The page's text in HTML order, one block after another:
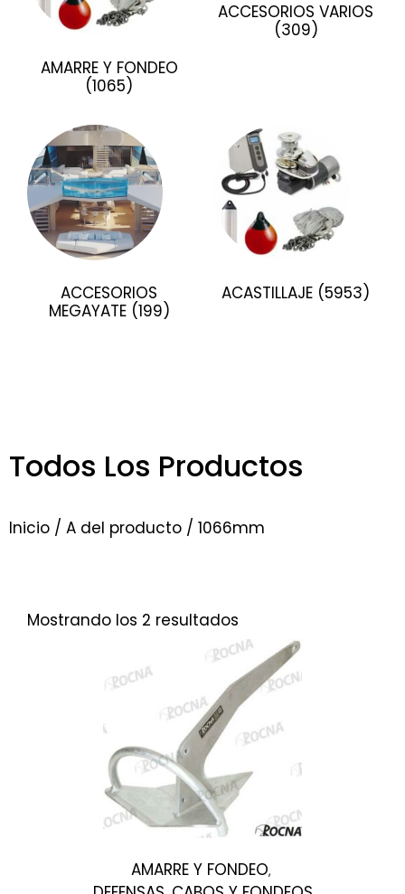
AMARRE Y FONDEO
(1065)
ACCESORIOS VARIOS
(309)
ACCESORIOS
MEGAYATE (199)
ACASTILLAJE (5953)
Todos Los Productos
Inicio / A del producto / 1066mm
Mostrando los 2 resultados
AMARRE Y FONDEO,